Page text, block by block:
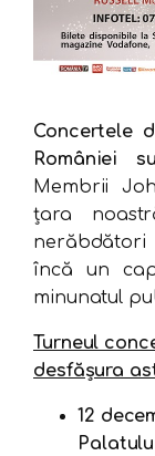
Concertele
României
Membrii
țara
încă un
minunatul
Turneul
desfășura
12